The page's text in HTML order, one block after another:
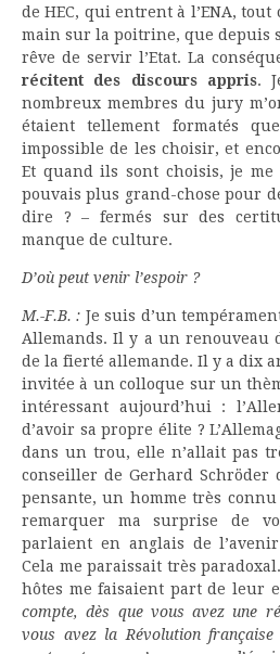
de HEC, qui entrent à l’ENA,
main sur la poitrine, que depuis
rêve de servir l’Etat. La
récitent des discours appris.
nombreux membres du jury
étaient tellement formatés
impossible de les choisir, et
Et quand ils sont choisis, je
pouvais plus grand-chose pour
dire ? – fermés sur des
manque de culture.
D’où peut venir l’espoir ?
M.-F.B. : Je suis d’un
Allemands. Il y a un renouveau
de la fierté allemande. Il y a dix
invitée à un colloque sur un
intéressant aujourd’hui :
d’avoir sa propre élite ?
dans un trou, elle n’allait pas
conseiller de Gerhard
pensante, un homme très
remarquer ma surprise de
parlaient en anglais de
Cela me paraissait très
hôtes me faisaient part de leur
compte, dès que vous avez une
vous avez la Révolution